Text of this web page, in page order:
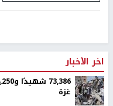
اخر الأخبار
غزة